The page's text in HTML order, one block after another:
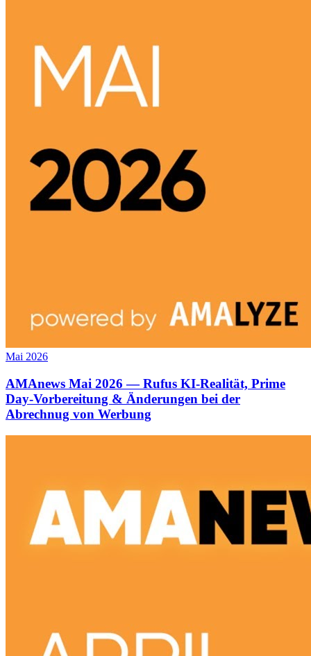
Mai 2026
AMAnews Mai 2026 — Rufus KI-Realität, Prime
Day-Vorbereitung & Änderungen bei der
Abrechnug von Werbung